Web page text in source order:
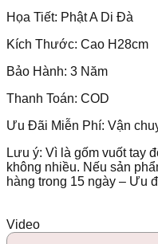
Họa Tiết: Phật A Di Đà
Kích Thước: Cao H28cm
Bảo Hành: 3 Năm
Thanh Toán: COD
Ưu Đãi Miễn Phí: Vận
Lưu ý: Vì là gốm vuốt tay
không nhiều. Nếu sản
hàng trong 15 ngày – Ưu
Video